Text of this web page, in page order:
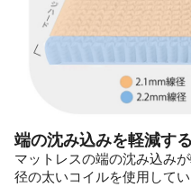
端の沈み込みを軽減す
マットレスの端の沈み込み
径の太いコイルを使用して